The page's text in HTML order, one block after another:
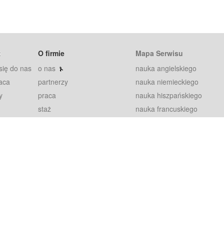
do nas
O firmie
o nas
partnerzy
praca
staż
Mapa Serwisu
nauka angielskiego
nauka niemieckiego
nauka hiszpańskiego
nauka francuskiego